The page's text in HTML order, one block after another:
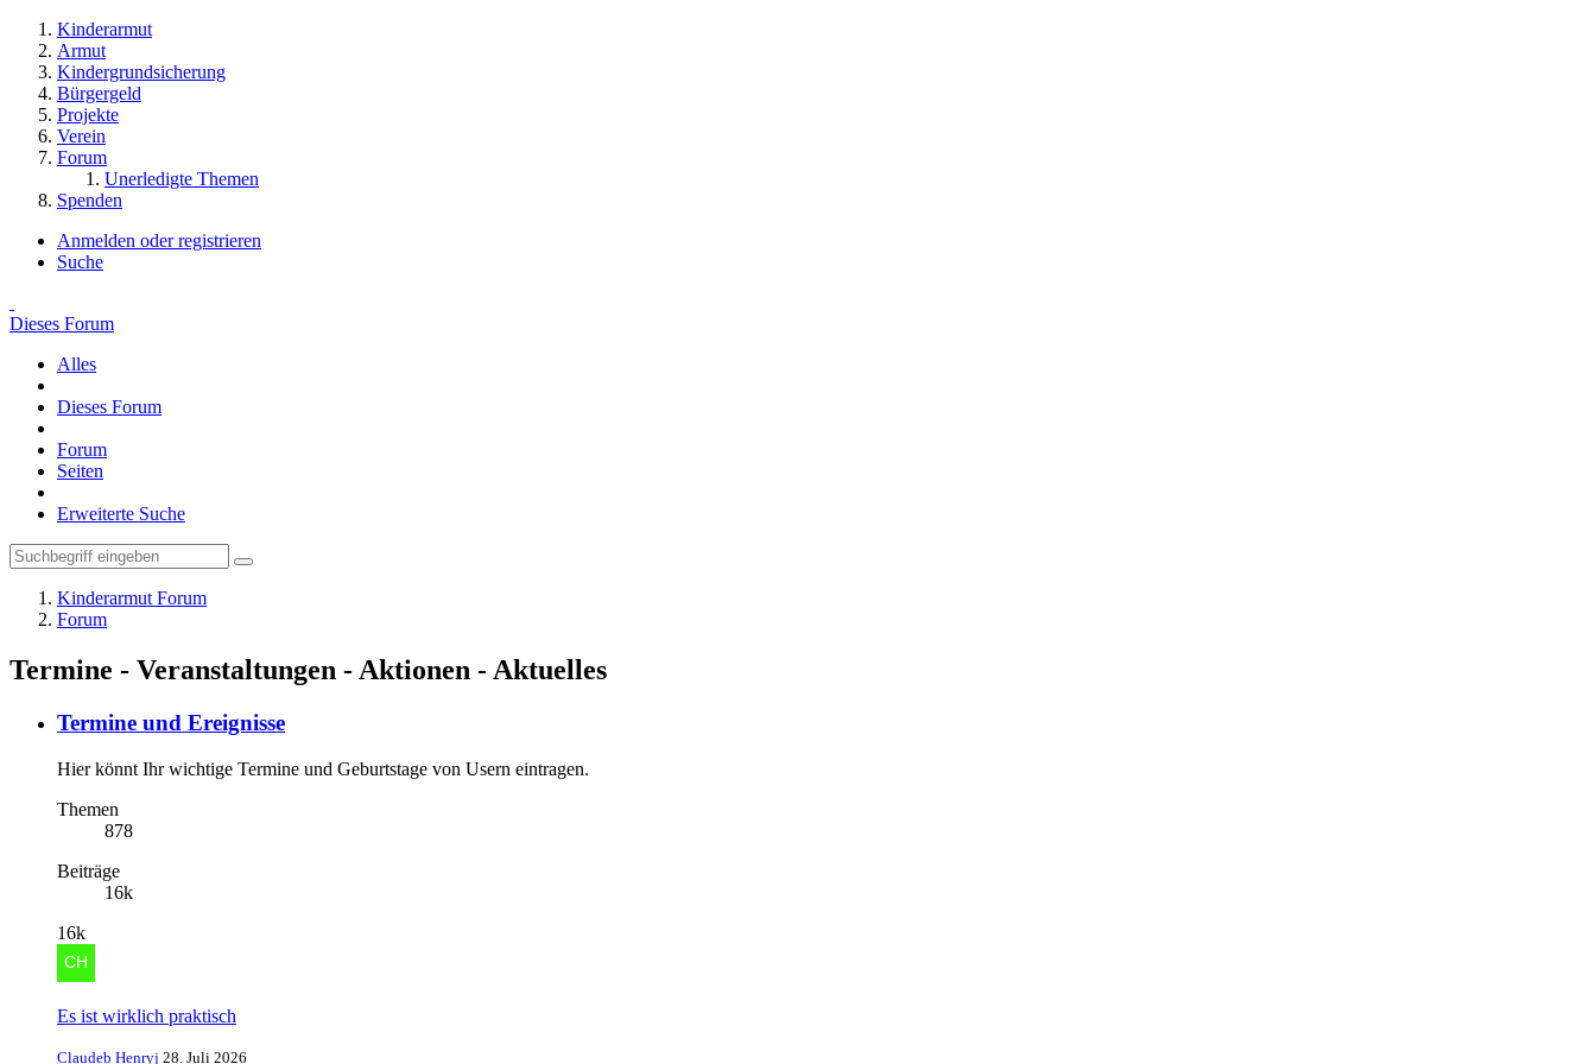
Kinderarmut
Armut
Kindergrundsicherung
Bürgergeld
Projekte
Verein
Forum
Unerledigte Themen
Spenden
Anmelden oder registrieren
Suche
Dieses Forum
Alles
Dieses Forum
Forum
Seiten
Erweiterte Suche
Kinderarmut Forum
Forum
Termine - Veranstaltungen - Aktionen - Aktuelles
Termine und Ereignisse
Hier könnt Ihr wichtige Termine und Geburtstage von Usern eintragen.
Themen
878
Beiträge
16k
16k
Es ist wirklich praktisch
Claudeb Henryj 28. Juli 2026